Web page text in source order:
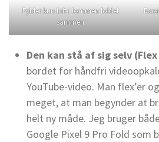
Fylder kun lidt i lommen foldet
sammen
Den kan stå af sig selv
bordet for håndfri
YouTube-video. Man flex’er
meget, at man begynder at
helt ny måde. Jeg bruger
Google Pixel 9 Pro Fold som